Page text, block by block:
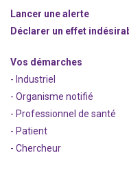
Lancer une alerte
Déclarer un effet
Vos démarches
- Industriel
- Organisme notifié
- Professionnel de santé
- Patient
- Chercheur